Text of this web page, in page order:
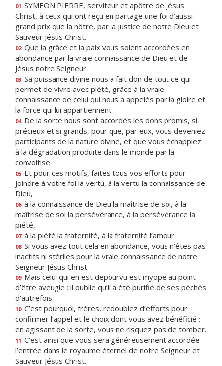
01 SYMEON PIERRE, serviteur et apôtre de Jésus
Christ, à ceux qui ont reçu en partage une foi d’aussi
grand prix que la nôtre, par la justice de notre Dieu et
Sauveur Jésus Christ.
02 Que la grâce et la paix vous soient accordées en
abondance par la vraie connaissance de Dieu et de
Jésus notre Seigneur.
03 Sa puissance divine nous a fait don de tout ce qui
permet de vivre avec piété, grâce à la vraie
connaissance de celui qui nous a appelés par la gloire et
la force qui lui appartiennent.
04 De la sorte nous sont accordés les dons promis, si
précieux et si grands, pour que, par eux, vous deveniez
participants de la nature divine, et que vous échappiez
à la dégradation produite dans le monde par la
convoitise.
05 Et pour ces motifs, faites tous vos efforts pour
joindre à votre foi la vertu, à la vertu la connaissance de
Dieu,
06 à la connaissance de Dieu la maîtrise de soi, à la
maîtrise de soi la persévérance, à la persévérance la
piété,
07 à la piété la fraternité, à la fraternité l’amour.
08 Si vous avez tout cela en abondance, vous n’êtes pas
inactifs ni stériles pour la vraie connaissance de notre
Seigneur Jésus Christ.
09 Mais celui qui en est dépourvu est myope au point
d’être aveugle : il oublie qu’il a été purifié de ses péchés
d’autrefois.
10 C’est pourquoi, frères, redoublez d’efforts pour
confirmer l’appel et le choix dont vous avez bénéficié ;
en agissant de la sorte, vous ne risquez pas de tomber.
11 C’est ainsi que vous sera généreusement accordée
l’entrée dans le royaume éternel de notre Seigneur et
Sauveur Jésus Christ.